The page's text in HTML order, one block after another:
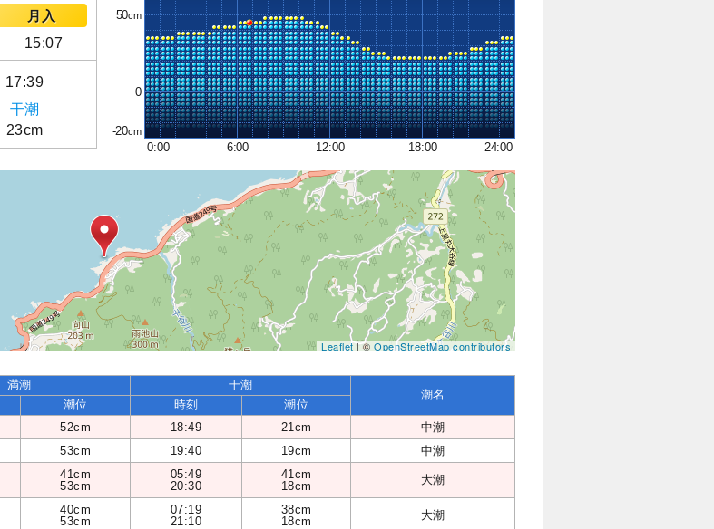
月入
15:07
17:39
干潮
23cm
50
0
-20
0:00
6:00 12:00 18:00 24:00
Leaflet| ©OpenStreetMap contributors
満潮 干潮
潮名
潮位 時刻
潮位
52cm 18:49 21cm
中潮
53cm 19:40 19cm 中潮
41cm
53cm
05:49
20:30
41cm
18cm
大潮
40cm
53cm
07:19
21:10
38cm
18cm
大潮